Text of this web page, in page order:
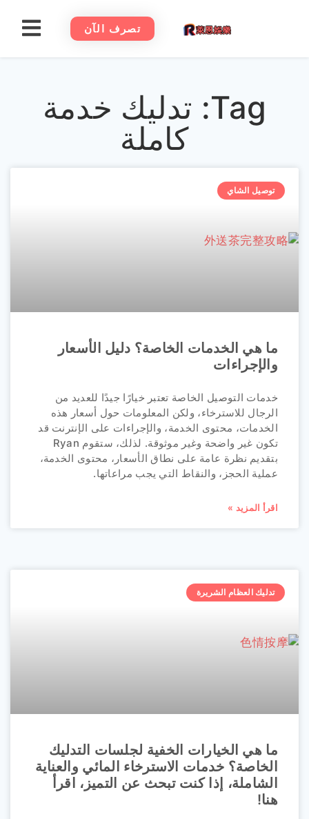
تصرف الآن
Tag: تدليك خدمة
كاملة
توصيل الشاي
ما هي الخدمات الخاصة؟ دليل الأسعار
والإجراءات
خدمات التوصيل الخاصة تعتبر خيارًا جيدًا للعديد من
الرجال للاسترخاء، ولكن المعلومات حول أسعار هذه
الخدمات، محتوى الخدمة، والإجراءات على الإنترنت قد
تكون غير واضحة وغير موثوقة. لذلك، ستقوم Ryan
بتقديم نظرة عامة على نطاق الأسعار، محتوى الخدمة،
عملية الحجز، والنقاط التي يجب مراعاتها.
اقرأ المزيد »
تدليك العظام الشريرة
ما هي الخيارات الخفية لجلسات التدليك
الخاصة؟ خدمات الاسترخاء المائي والعناية
الشاملة، إذا كنت تبحث عن التميز، اقرأ
هنا!